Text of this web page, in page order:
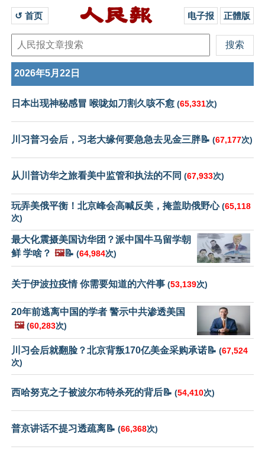
↺ 首页 电子报 正體版
2026年5月22日
日本出现神秘感冒 喉咙如刀割久咳不愈 (65,331次)
川习普习会后，习老大缘何要急急去见金三胖📝 (67,177次)
从川普访华之旅看美中监管和执法的不同 (67,933次)
玩弄美俄平衡！北京峰会高喊反美，掩盖助俄野心(65,118
次)
最大化震摄美国访华团？派中国牛马留学朝
鲜 学啥？ 🖼️📝 (64,984次)
关于伊波拉疫情 你需要知道的六件事 (53,139次)
20年前逃离中国的学者 警示中共渗透美国
🖼️ (60,283次)
川习会后就翻脸？北京背叛170亿美金采购承诺📝 (67,524
次)
西哈努克之子被波尔布特杀死的背后📝 (54,410次)
普京讲话不提习透疏离📝 (66,368次)